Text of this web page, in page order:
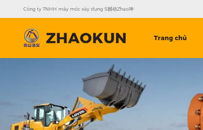
Công ty TNHH máy móc xây dựng S撼动Zhao坤
Trang chủ